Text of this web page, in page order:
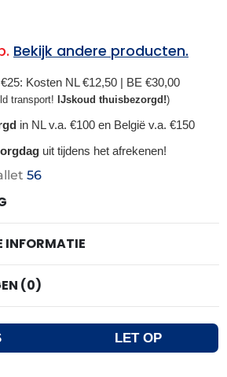
Bekijk andere producten.
Kosten NL €12,50 | BE €30,00
transport! IJskoud thuisbezorgd!)
in NL v.a. €100 en België v.a. €150
uit tijdens het afrekenen!
56
INFORMATIE
(0)
LET OP